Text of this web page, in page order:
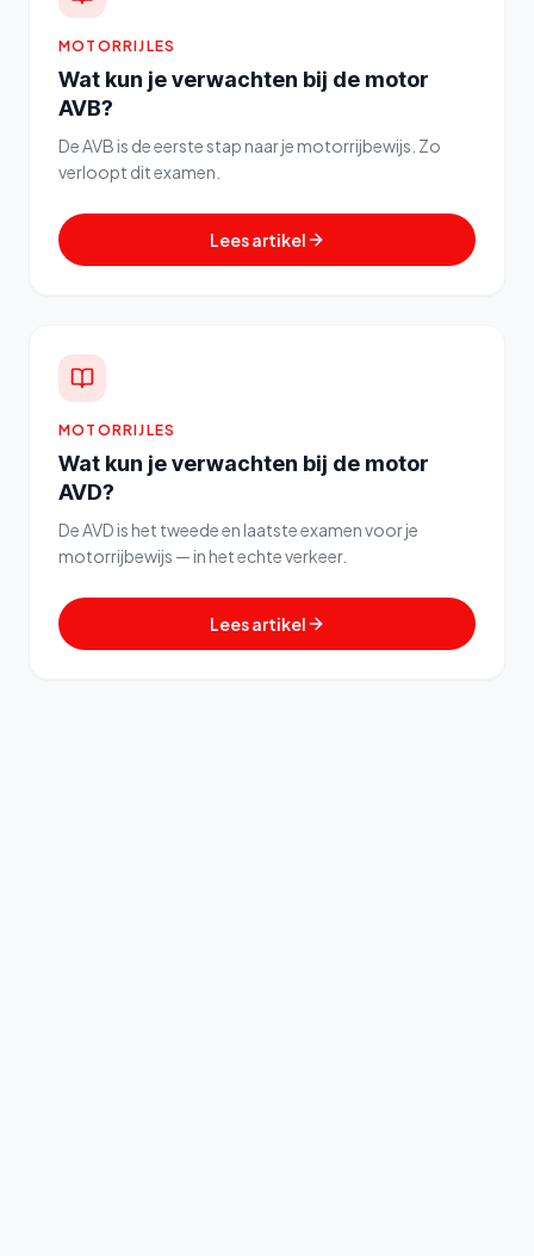
MOTORRIJLES
Wat kun je verwachten bij de motor
AVB?
De AVB is de eerste stap naar je motorrijbewijs. Zo
verloopt dit examen.
Lees artikel
MOTORRIJLES
Wat kun je verwachten bij de motor
AVD?
De AVD is het tweede en laatste examen voor je
motorrijbewijs — in het echte verkeer.
Lees artikel